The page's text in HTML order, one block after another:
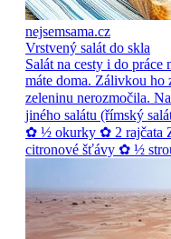
nejsemsama.cz
Vrstvený salát do skla
Salát na cesty i do práce
máte doma. Zálivkou ho
zeleninu nerozmočila.
jiného salátu (římský
✿ ½ okurky ✿ 2 rajčata
citronové šťávy ✿ ½